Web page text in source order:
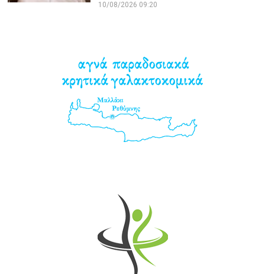
10/08/2026 09:20